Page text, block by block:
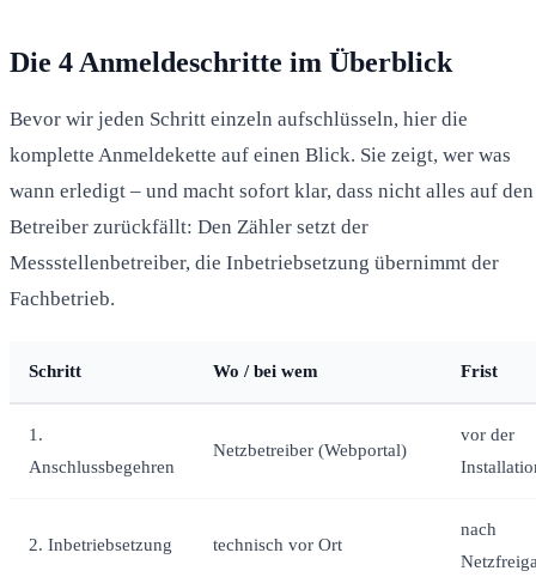
Die 4 Anmeldeschritte im Überblick
Bevor wir jeden Schritt einzeln aufschlüsseln, hier die
komplette Anmeldekette auf einen Blick. Sie zeigt, wer was
wann erledigt – und macht sofort klar, dass nicht alles auf den
Betreiber zurückfällt: Den Zähler setzt der
Messstellenbetreiber, die Inbetriebsetzung übernimmt der
Fachbetrieb.
Schritt Wo / bei wem Frist
1.
Anschlussbegehren
Netzbetreiber (Webportal)
vor der
2. Inbetriebsetzung technisch vor Ort
nach